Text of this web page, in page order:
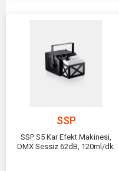
SSP
SSP S5 Kar Efekt Makinesi,
DMX Sessiz 62dB, 120ml/dk.